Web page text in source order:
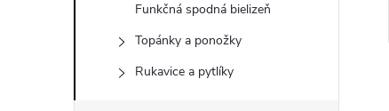
Funkčná spodná bielizeň
Topánky a ponožky
Rukavice a pytlíky